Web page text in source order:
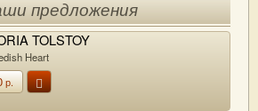
предложения
TOLSTOY
Heart
р.